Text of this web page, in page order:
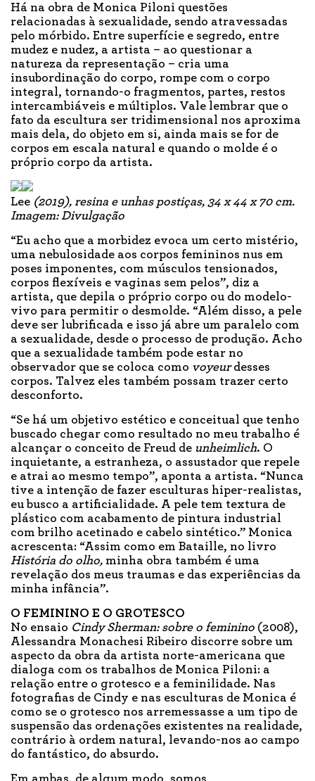
Há na obra de Monica Piloni questões
relacionadas à sexualidade, sendo atravessadas
pelo mórbido. Entre superfície e segredo, entre
mudez e nudez, a artista – ao questionar a
natureza da representação – cria uma
insubordinação do corpo, rompe com o corpo
integral, tornando-o fragmentos, partes, restos
intercambiáveis e múltiplos. Vale lembrar que o
fato da escultura ser tridimensional nos aproxima
mais dela, do objeto em si, ainda mais se for de
corpos em escala natural e quando o molde é o
próprio corpo da artista.
Lee (2019), resina e unhas postiças, 34 x 44 x 70 cm.
Imagem: Divulgação
“Eu acho que a morbidez evoca um certo mistério,
uma nebulosidade aos corpos femininos nus em
poses imponentes, com músculos tensionados,
corpos flexíveis e vaginas sem pelos”, diz a
artista, que depila o próprio corpo ou do modelo-
vivo para permitir o desmolde. “Além disso, a pele
deve ser lubrificada e isso já abre um paralelo com
a sexualidade, desde o processo de produção. Acho
que a sexualidade também pode estar no
observador que se coloca como voyeurdesses
corpos. Talvez eles também possam trazer certo
desconforto.
“Se há um objetivo estético e conceitual que tenho
buscado chegar como resultado no meu trabalho é
alcançar o conceito de Freud de unheimlich. O
inquietante, a estranheza, o assustador que repele
e atrai ao mesmo tempo”, aponta a artista. “Nunca
tive a intenção de fazer esculturas hiper-realistas,
eu busco a artificialidade. A pele tem textura de
plástico com acabamento de pintura industrial
com brilho acetinado e cabelo sintético.” Monica
acrescenta: “Assim como em Bataille, no livro
História do olho, minha obra também é uma
revelação dos meus traumas e das experiências da
minha infância”.
O FEMININO E O GROTESCO
No ensaio Cindy Sherman: sobre o feminino (2008),
Alessandra Monachesi Ribeiro discorre sobre um
aspecto da obra da artista norte-americana que
dialoga com os trabalhos de Monica Piloni: a
relação entre o grotesco e a feminilidade. Nas
fotografias de Cindy e nas esculturas de Monica é
como se o grotesco nos arremessasse a um tipo de
suspensão das ordenações existentes na realidade,
contrário à ordem natural, levando-nos ao campo
do fantástico, do absurdo.